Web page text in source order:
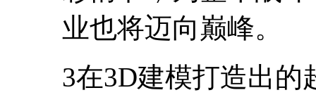
业也将迈向巅峰。
3在3D建模打造出的